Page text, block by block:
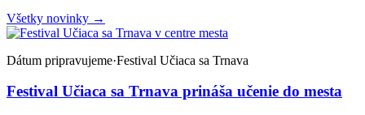
Všetky novinky →
Dátum pripravujeme·Festival Učiaca sa Trnava
Festival Učiaca sa Trnava prináša učenie do mesta